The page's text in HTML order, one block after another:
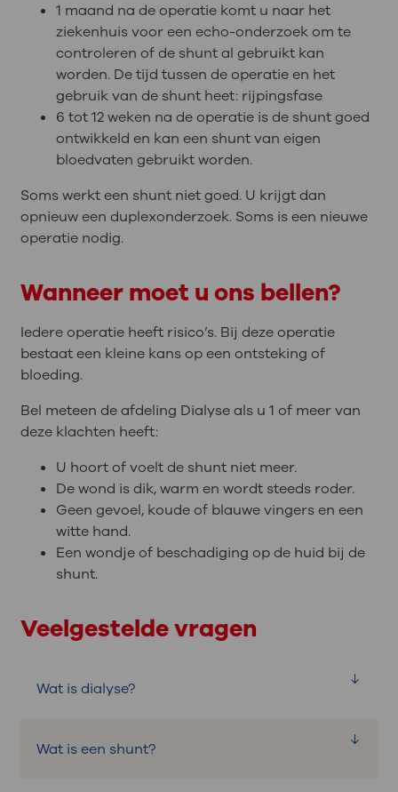
1 maand na de operatie komt u naar het
ziekenhuis voor een echo-onderzoek om te
controleren of de shunt al gebruikt kan
worden. De tijd tussen de operatie en het
gebruik van de shunt heet: rijpingsfase
6 tot 12 weken na de operatie is de shunt goed
ontwikkeld en kan een shunt van eigen
bloedvaten gebruikt worden.
Soms werkt een shunt niet goed. U krijgt dan
opnieuw een duplexonderzoek. Soms is een nieuwe
operatie nodig.
Wanneer moet u ons bellen?
Iedere operatie heeft risico’s. Bij deze operatie
bestaat een kleine kans op een ontsteking of
bloeding.
Bel meteen de afdeling Dialyse als u 1 of meer van
deze klachten heeft:
U hoort of voelt de shunt niet meer.
De wond is dik, warm en wordt steeds roder.
Geen gevoel, koude of blauwe vingers en een
witte hand.
Een wondje of beschadiging op de huid bij de
shunt.
Veelgestelde vragen
Wat is dialyse?
dialyse-machine de afvalstoffen uit het
Wat is een shunt?